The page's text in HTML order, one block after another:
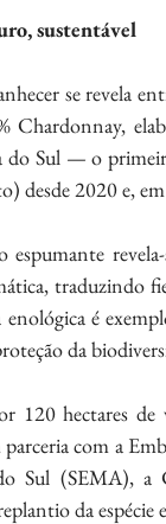
sustentável
se revela
Chardonnay,
Sul — o
desde 2020 e,
traduzindo
é
da
hectares de
com a
Sul (SEMA), a
da espécie